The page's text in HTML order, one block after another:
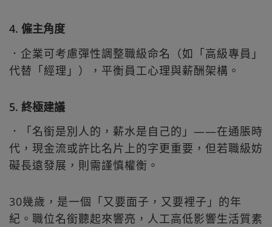
4. 僱主角度
．企業可考慮彈性調整職級命名（如「高級專員」
代替「經理」），平衡員工心理與薪酬架構。
5. 終極建議
．「名銜是別人的，薪水是自己的」——在通脹時
代，現金流或許比名片上的字更重要，但若職級妨
礙長遠發展，則需謹慎權衡。
30幾歲，是一個「又要面子，又要裡子」的年
紀。職位名銜聽起來響亮，人工高低影響生活質素